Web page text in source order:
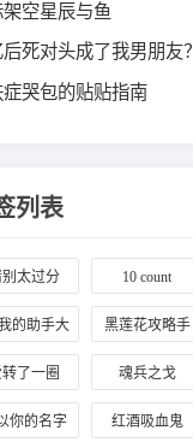
架空星辰与鱼
死对头成了我男朋友？
哭包的贴贴指南
列表
太过分 10 count
的助手大 黑莲花攻略手
册
转了一圈 魂兵之戈
你的名字 红酒吸血鬼